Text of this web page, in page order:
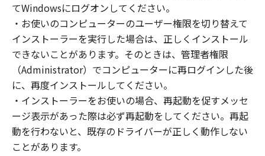
２．制限
(1) お客様は、再使用許諾、譲渡、販売、頒
布、リースもしくは貸与その他の方法により、
第三者に「本ソフトウェア」を使用させること
はできません。
(2) お客様は、「本ソフトウェア」の全部また
は一部を修正、改変、逆コンパイル、逆アセン
ブル、その他リバースエンジニアリング等する
ことはできません。また第三者にこのような行
為をさせてはなりません。
てWindowsにログオンしてください。
・お使いのコンピューターのユーザー権限を切り替えて
インストーラーを実行した場合は、正しくインストール
できないことがあります。そのときは、管理者権限
（Administrator）でコンピューターに再ログインした後
に、再度インストールしてください。
・インストーラーをお使いの場合、再起動を促すメッセ
ージ表示があった際は必ず再起動をしてください。再起
動を行わないと、既存のドライバーが正しく動作しない
ことがあります。